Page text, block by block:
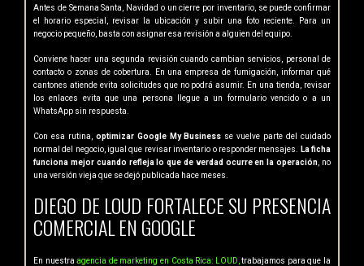
Antes de Semana Santa, Navidad o un cierre por inventario, se puede confirmar
el horario especial, revisar la ubicación y subir una foto reciente. Para un
negocio pequeño, basta con asignar esa revisión a alguien del equipo.
Conviene hacer una segunda revisión cuando cambian servicios, personal de
contacto o zonas de cobertura. En una empresa de fumigación, informar qué
cantones atiende evita solicitudes que no podrá asumir. En una tienda, revisar
los enlaces evita que una persona llegue a un formulario vencido o a un
WhatsApp sin respuesta.
Con esa rutina, optimizar Google My Business se vuelve parte del cuidado
normal del negocio, igual que revisar inventario o responder mensajes.
La ficha
funciona mejor cuando refleja lo que de verdad ocurre en la operación , no
una versión vieja que se dejó publicada hace meses.
DIEGO DE LOUD FORTALECE SU PRESENCIA
COMERCIAL EN GOOGLE
En nuestraagencia de marketing en Costa Rica: LOUD, trabajamos para que la